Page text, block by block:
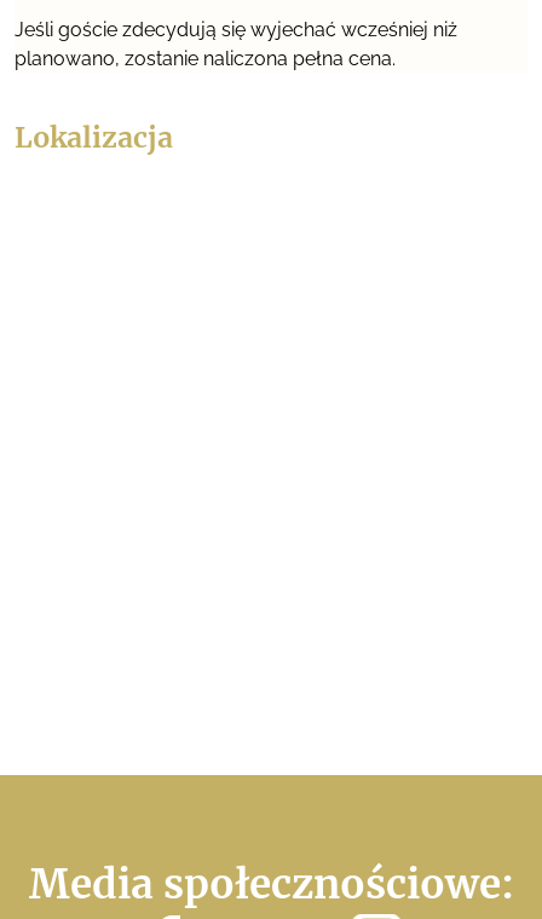
Jeśli goście zdecydują się wyjechać wcześniej niż
planowano, zostanie naliczona pełna cena.
Lokalizacja
Media społecznościowe: